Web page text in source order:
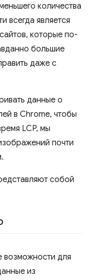
количества
всегда является
сайтов, которые по-
большие
даже с
данные о
в Chrome, чтобы
LCP, мы
почти
собой
возможности для
из